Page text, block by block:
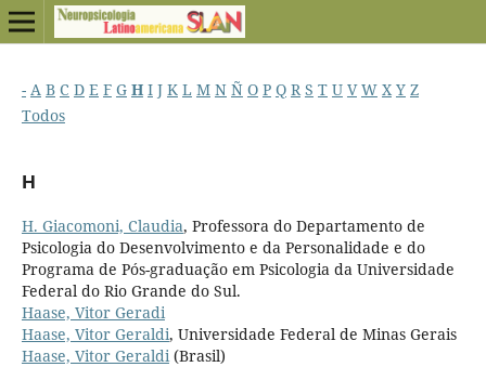
- A B C D E F G H I J K L M N Ñ O P Q R S T U V W X Y Z
Todos
H
H. Giacomoni, Claudia, Professora do Departamento de
Psicologia do Desenvolvimento e da Personalidade e do
Programa de Pós-graduação em Psicologia da Universidade
Federal do Rio Grande do Sul.
Haase, Vitor Geradi
Haase, Vitor Geraldi, Universidade Federal de Minas Gerais
Haase, Vitor Geraldi(Brasil)